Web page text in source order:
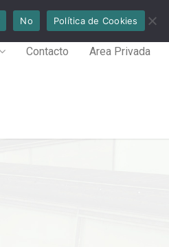
Contacto Area Privada
No Política de Cookies